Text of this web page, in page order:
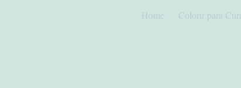
Home Colorir para Curar